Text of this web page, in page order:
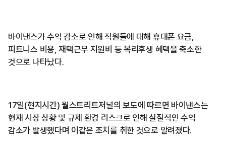
바이낸스가 수익 감소로 인해 직원들에 대해 휴대폰 요금,
피트니스 비용, 재택근무 지원비 등 복리후생 혜택을 축소한
것으로 나타났다.
17일(현지시간) 월스트리트저널의 보도에 따르면 바이낸스는
현재 시장 상황 및 규제 환경 리스크로 인해 실질적인 수익
감소가 발생했다며 이같은 조치를 취한 것으로 알려졌다.